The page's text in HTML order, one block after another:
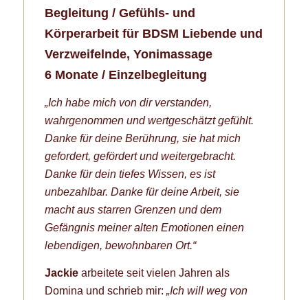
Begleitung / Gefühls- und
Körperarbeit für BDSM Liebende und
Verzweifelnde, Yonimassage
6 Monate / Einzelbegleitung
„Ich habe mich von dir verstanden,
wahrgenommen und wertgeschätzt gefühlt.
Danke für deine Berührung, sie hat mich
gefordert, gefördert und weitergebracht.
Danke für dein tiefes Wissen, es ist
unbezahlbar. Danke für deine Arbeit, sie
macht aus starren Grenzen und dem
Gefängnis meiner alten Emotionen einen
lebendigen, bewohnbaren Ort.“
Jackiearbeitete seit vielen Jahren als
Domina und schrieb mir: „Ich will weg von